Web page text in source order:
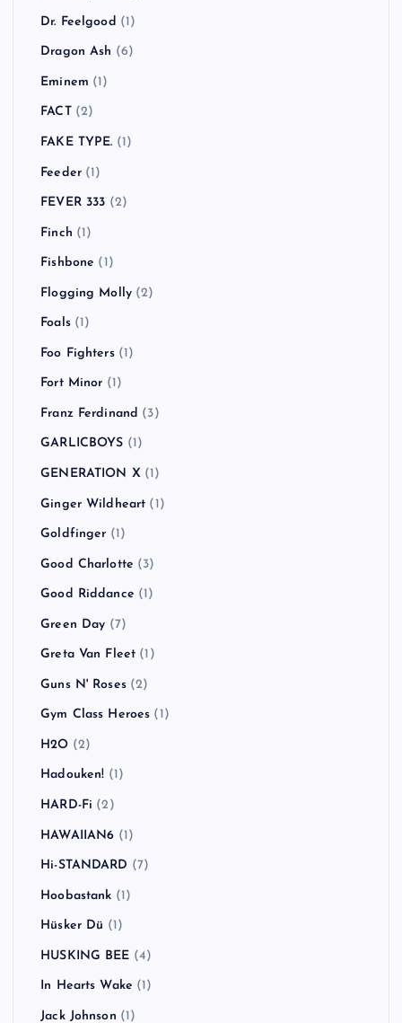
Dr. Feelgood (1)
Dragon Ash (6)
Eminem (1)
FACT(2)
FAKE TYPE. (1)
Feeder(1)
FEVER 333 (2)
Finch (1)
Fishbone (1)
Flogging Molly (2)
Foals(1)
Foo Fighters(1)
Fort Minor (1)
Franz Ferdinand (3)
GARLICBOYS (1)
GENERATION X (1)
Ginger Wildheart (1)
Goldfinger (1)
Good Charlotte (3)
Good Riddance (1)
Green Day (7)
Greta Van Fleet (1)
Guns N' Roses(2)
Gym Class Heroes (1)
H2O (2)
Hadouken! (1)
HARD-Fi (2)
HAWAIIAN6 (1)
Hi-STANDARD (7)
Hoobastank (1)
Hüsker Dü (1)
HUSKING BEE (4)
In Hearts Wake (1)
Jack Johnson (1)